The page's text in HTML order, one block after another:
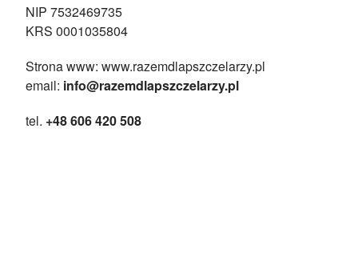
NIP 7532469735
KRS 0001035804
Strona www: www.razemdlapszczelarzy.pl
email: info@razemdlapszczelarzy.pl
tel. +48 606 420 508